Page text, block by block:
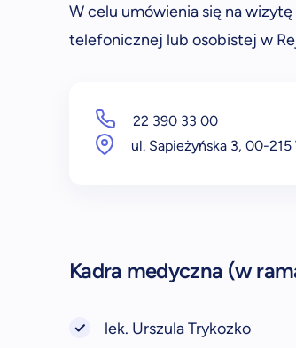
W celu umówienia się na
telefonicznej lub osobistej w
22 390 33 00
ul. Sapieżyńska 3, 00-215
Kadra medyczna (w
lek. Urszula Trykozko